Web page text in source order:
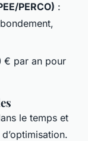
PERCO) :
€ par an pour
le temps et